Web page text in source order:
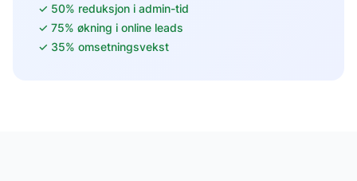
✓ 50% reduksjon i admin-tid
✓ 75% økning i online leads
✓ 35% omsetningsvekst